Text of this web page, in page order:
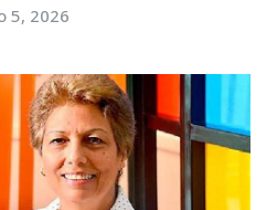
5, 2026